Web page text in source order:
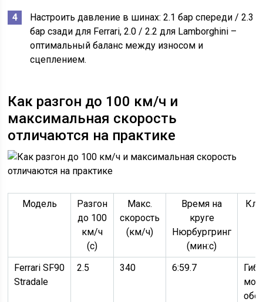
Настроить давление в шинах: 2.1 бар спереди / 2.3
бар сзади для Ferrari, 2.0 / 2.2 для Lamborghini –
оптимальный баланс между износом и
сцеплением.
Как разгон до 100 км/ч и
максимальная скорость
отличаются на практике
Модель
Разгон
до 100
км/ч
(с)
Макс.
скорость
(км/ч)
Время на
круге
Нюрбургринг
(мин:с)
Ferrari SF90
Stradale
2.5 340 6:59.7